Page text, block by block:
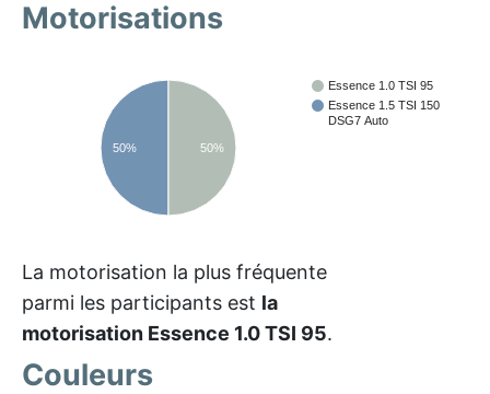
Motorisations
Essence 1.0 TSI 95
Essence 1.5 TSI 150
DSG7 Auto
50% 50%
La motorisation la plus fréquente
parmi les participants est la
motorisation Essence 1.0 TSI 95.
Couleurs